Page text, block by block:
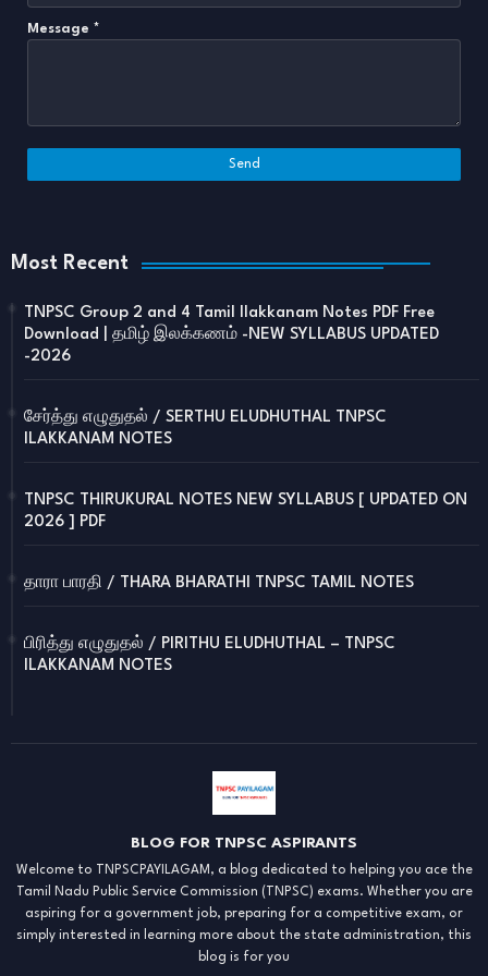
Message *
Most Recent
TNPSC Group 2 and 4 Tamil Ilakkanam Notes PDF Free
Download | தமிழ் இலக்கணம் -NEW SYLLABUS UPDATED
-2026
சேர்த்து எழுதுதல் / SERTHU ELUDHUTHAL TNPSC
ILAKKANAM NOTES
TNPSC THIRUKURAL NOTES NEW SYLLABUS [ UPDATED ON
2026 ] PDF
தாரா பாரதி / THARA BHARATHI TNPSC TAMIL NOTES
பிரித்து எழுதுதல் / PIRITHU ELUDHUTHAL – TNPSC
ILAKKANAM NOTES
BLOG FOR TNPSC ASPIRANTS
Welcome to TNPSCPAYILAGAM, a blog dedicated to helping you ace the
Tamil Nadu Public Service Commission (TNPSC) exams. Whether you are
aspiring for a government job, preparing for a competitive exam, or
simply interested in learning more about the state administration, this
blog is for you